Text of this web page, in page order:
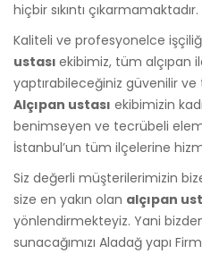
hiçbir sıkıntı çıkarmamaktadır.
Kaliteli ve profesyonelce
ustası ekibimiz, tüm alçıpan
yaptırabileceğiniz güvenilir
Alçıpan ustası ekibimizin
benimseyen ve tecrübeli
İstanbul’un tüm ilçelerine
Siz değerli müşterilerimizin
size en yakın olan alçıpan
yönlendirmekteyiz. Yani
sunacağımızı Aladağ yapı